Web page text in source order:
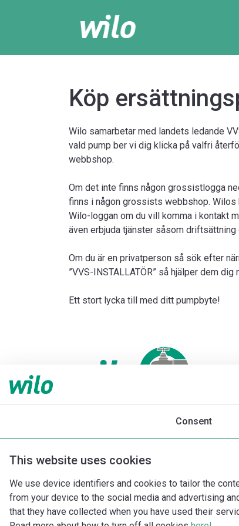
Consent
This website uses cookies
We use device identifiers and cookies to tailor the
from your device to the social media and advertising
that they have collected when you have used their
Köp
Wilo samarbetar med landets ledande
vald pump ber vi dig klicka på valfri
webbshop.
Om det inte finns någon grossistlogga
finns i någon grossists webbshop. Wilos
Wilo-loggan om du vill komma i kontakt
även erbjuda tjänster såsom driftsättning
Om du är en privatperson så sök efter
”VVS-INSTALLATÖR” så hjälper dem
Ett stort lycka till med ditt pumpbyte!